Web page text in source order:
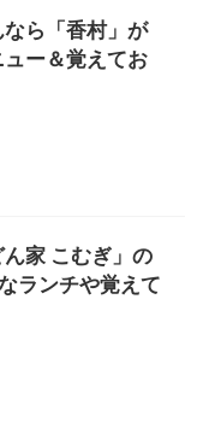
ら「香村」が
ー＆覚えてお
家 こむぎ」の
ランチや覚えて